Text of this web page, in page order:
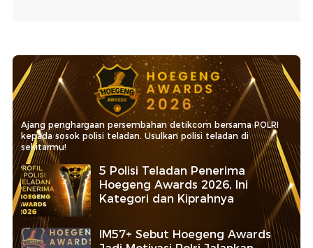
Ajang penghargaan persembahan detikcom bersama POLRI
kepada sosok polisi teladan. Usulkan polisi teladan di
sekitarmu!
5 Polisi Teladan Penerima
Hoegeng Awards 2026, Ini
Kategori dan Kiprahnya
IM57+ Sebut Hoegeng Awards